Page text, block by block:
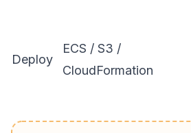
Deploy
ECS / S3 /
CloudFormation